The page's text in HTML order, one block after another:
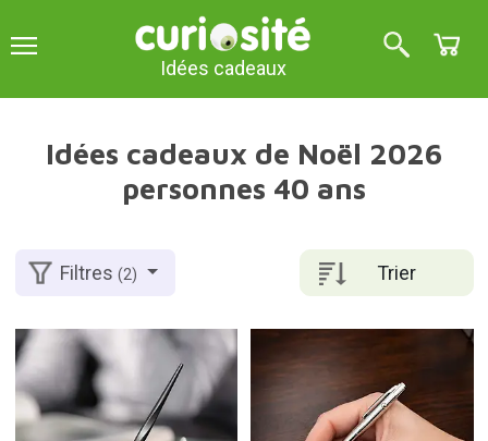
Idées cadeaux
Idées cadeaux de Noël 2026
personnes 40 ans
Trier
Filtres(2)